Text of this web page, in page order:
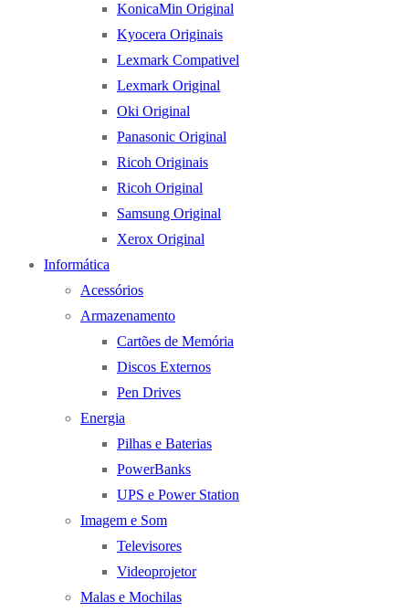
KonicaMin Original
Kyocera Originais
Lexmark Compativel
Lexmark Original
Oki Original
Panasonic Original
Ricoh Originais
Ricoh Original
Samsung Original
Xerox Original
Informática
Acessórios
Armazenamento
Cartões de Memória
Discos Externos
Pen Drives
Energia
Pilhas e Baterias
PowerBanks
UPS e Power Station
Imagem e Som
Televisores
Videoprojetor
Malas e Mochilas